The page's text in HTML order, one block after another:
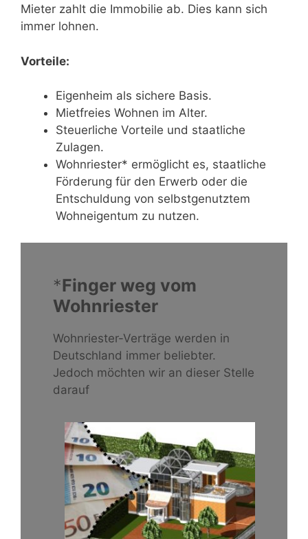
Mieter zahlt die Immobilie ab. Dies kann sich
immer lohnen.
Vorteile:
Eigenheim als sichere Basis.
Mietfreies Wohnen im Alter.
Steuerliche Vorteile und staatliche
Zulagen.
Wohnriester* ermöglicht es, staatliche
Förderung für den Erwerb oder die
Entschuldung von selbstgenutztem
Wohneigentum zu nutzen.
*Finger weg vom
Wohnriester
Wohnriester-Verträge werden in
Deutschland immer beliebter.
Jedoch möchten wir an dieser Stelle
darauf